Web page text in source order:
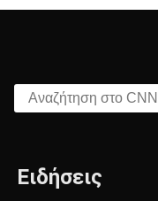
Αναζήτηση στο CNN.gr
Ειδήσεις